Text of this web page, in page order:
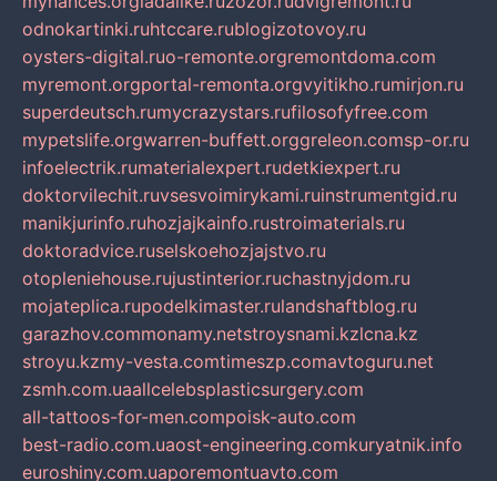
odnokartinki.ruhtccare.rublogizotovoy.ru
oysters-digital.ruo-remonte.orgremontdoma.com
myremont.orgportal-remonta.orgvyitikho.rumirjon.ru
superdeutsch.rumycrazystars.rufilosofyfree.com
mypetslife.orgwarren-buffett.orggreleon.comsp-or.ru
infoelectrik.rumaterialexpert.rudetkiexpert.ru
doktorvilechit.ruvsesvoimirykami.ruinstrumentgid.ru
manikjurinfo.ruhozjajkainfo.rustroimaterials.ru
doktoradvice.ruselskoehozjajstvo.ru
otopleniehouse.rujustinterior.ruchastnyjdom.ru
mojateplica.rupodelkimaster.rulandshaftblog.ru
garazhov.commonamy.netstroysnami.kzlcna.kz
stroyu.kzmy-vesta.comtimeszp.comavtoguru.net
zsmh.com.uaallcelebsplasticsurgery.com
all-tattoos-for-men.compoisk-auto.com
best-radio.com.uaost-engineering.comkuryatnik.info
euroshiny.com.uaporemontuavto.com